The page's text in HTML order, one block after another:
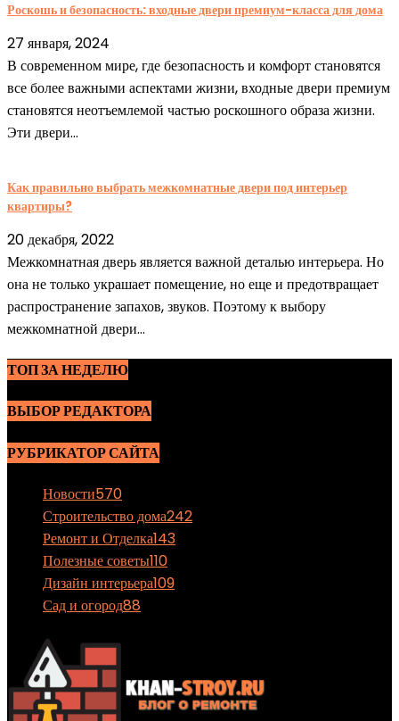
Роскошь и безопасность: входные двери премиум-класса для дома
27 января, 2024
В современном мире, где безопасность и комфорт становятся
все более важными аспектами жизни, входные двери премиум
становятся неотъемлемой частью роскошного образа жизни.
Эти двери...
Как правильно выбрать межкомнатные двери под интерьер
квартиры?
20 декабря, 2022
Межкомнатная дверь является важной деталью интерьера. Но
она не только украшает помещение, но еще и предотвращает
распространение запахов, звуков. Поэтому к выбору
межкомнатной двери...
ТОП ЗА НЕДЕЛЮ
ВЫБОР РЕДАКТОРА
РУБРИКАТОР САЙТА
Новости570
Строительство дома242
Ремонт и Отделка143
Полезные советы110
Дизайн интерьера109
Сад и огород88